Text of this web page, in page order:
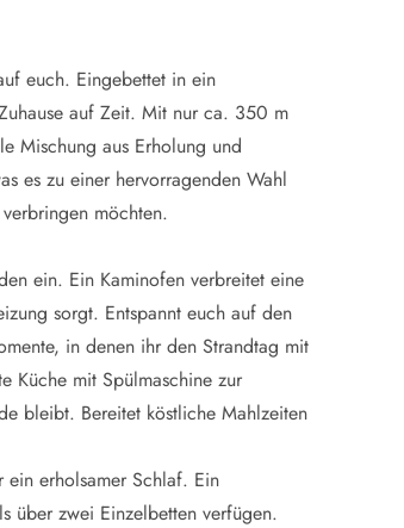
euch. Eingebettet in ein
auf Zeit. Mit nur ca. 350 m
Mischung aus Erholung und
es zu einer hervorragenden Wahl
möchten.
ein. Ein Kaminofen verbreitet eine
sorgt. Entspannt euch auf den
in denen ihr den Strandtag mit
Küche mit Spülmaschine zur
bleibt. Bereitet köstliche Mahlzeiten
ein erholsamer Schlaf. Ein
über zwei Einzelbetten verfügen.